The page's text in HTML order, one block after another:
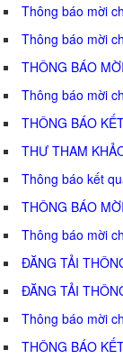
Thông báo mời
Thông báo mời
THÔNG BÁO
Thông báo mời
THÔNG BÁO
THƯ THAM
Thông báo kết
THÔNG BÁO
Thông báo mời
ĐĂNG TẢI
ĐĂNG TẢI
Thông báo mời
THÔNG BÁO